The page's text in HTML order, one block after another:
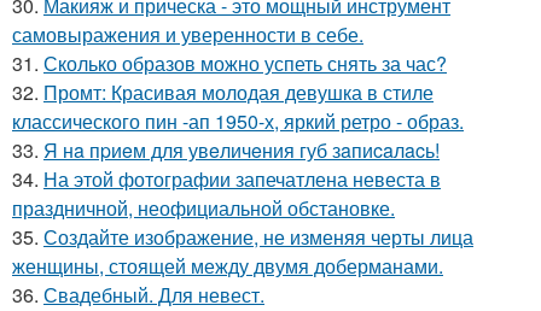
30. Макияж и прическа - это мощный инструмент
самовыражения и уверенности в себе.
31. Сколько образов можно успеть снять за час?
32. Промт: Красивая молодая девушка в стиле
классического пин -ап 1950-х, яркий ретро - образ.
33. Я нa пpиeм для увeличeния губ зaпиcaлacь!
34. На этой фотографии запечатлена невеста в
праздничной, неофициальной обстановке.
35. Создайте изображение, не изменяя черты лица
женщины, стоящей между двумя доберманами.
36. Свадебный. Для невест.